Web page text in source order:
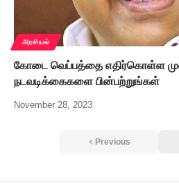
அரசியல்
கோடை வெப்பத்தை எதிர்கொள்ள
நடவடிக்கைகளை பின்பற்றுங்கள்
November 28, 2023
Previous